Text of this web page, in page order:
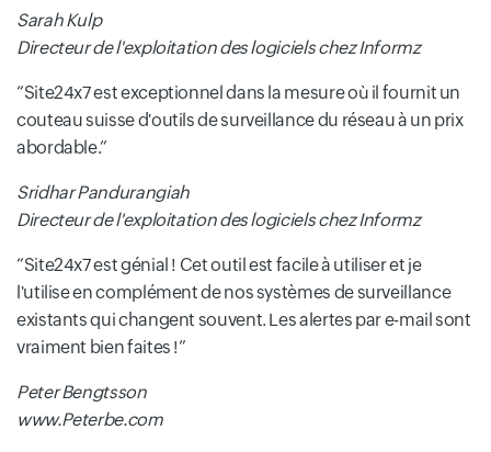
Sarah Kulp
Directeur de l'exploitation des logiciels chez Informz
Site24x7 est exceptionnel dans la mesure où il fournit un
couteau suisse d'outils de surveillance du réseau à un prix
abordable.
Sridhar Pandurangiah
Directeur de l'exploitation des logiciels chez Informz
Site24x7 est génial ! Cet outil est facile à utiliser et je
l'utilise en complément de nos systèmes de surveillance
existants qui changent souvent. Les alertes par e-mail sont
vraiment bien faites !
Peter Bengtsson
www.Peterbe.com